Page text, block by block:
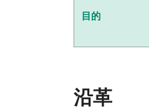
目的
沿革